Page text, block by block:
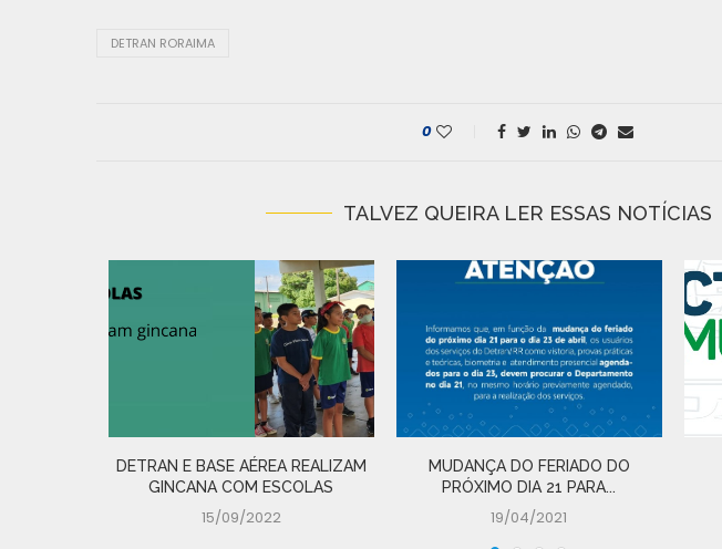
DETRAN RORAIMA
0
TALVEZ QUEIRA LER ESSAS NOTÍCIAS
DETRAN E BASE AÉREA REALIZAM
GINCANA COM ESCOLAS
15/09/2022
MUDANÇA DO FERIADO DO
PRÓXIMO DIA 21 PARA...
19/04/2021